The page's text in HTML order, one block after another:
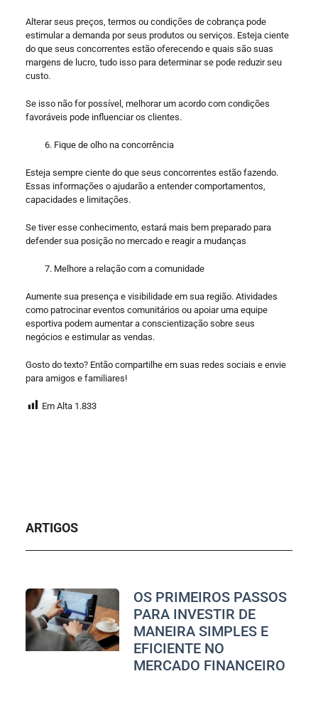
Alterar seus preços, termos ou condições de cobrança pode
estimular a demanda por seus produtos ou serviços. Esteja ciente
do que seus concorrentes estão oferecendo e quais são suas
margens de lucro, tudo isso para determinar se pode reduzir seu
custo.
Se isso não for possível, melhorar um acordo com condições
favoráveis ​​pode influenciar os clientes.
Fique de olho na concorrência
Esteja sempre ciente do que seus concorrentes estão fazendo.
Essas informações o ajudarão a entender comportamentos,
capacidades e limitações.
Se tiver esse conhecimento, estará mais bem preparado para
defender sua posição no mercado e reagir a mudanças
Melhore a relação com a comunidade
Aumente sua presença e visibilidade em sua região. Atividades
como patrocinar eventos comunitários ou apoiar uma equipe
esportiva podem aumentar a conscientização sobre seus
negócios e estimular as vendas.
Gosto do texto? Então compartilhe em suas redes sociais e envie
para amigos e familiares!
Em Alta 1.833
ARTIGOS
OS PRIMEIROS PASSOS
PARA INVESTIR DE
MANEIRA SIMPLES E
EFICIENTE NO
MERCADO FINANCEIRO